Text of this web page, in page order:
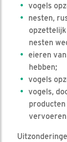
vogels
nesten,
nesten
eieren
hebben;
vogels
vogels,